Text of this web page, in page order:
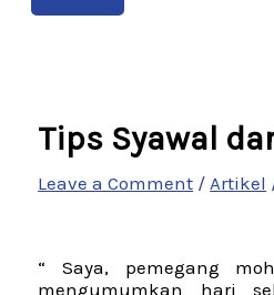
Tips Syawal
Leave a Comment / Artikel
“ Saya, pemegang
mengumumkan hari